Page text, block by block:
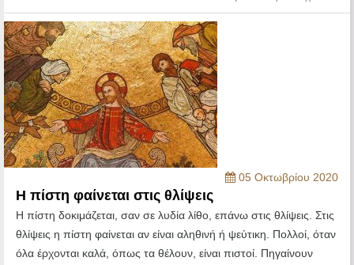
05 Οκτωβρίου 2020
Η πίστη φαίνεται στις θλίψεις
Η πίστη δοκιμάζεται, σαν σε λυδία λίθο, επάνω στις θλίψεις. Στις
θλίψεις η πίστη φαίνεται αν είναι αληθινή ή ψεύτικη. Πολλοί, όταν
όλα έρχονται καλά, όπως τα θέλουν, είναι πιστοί. Πηγαίνουν